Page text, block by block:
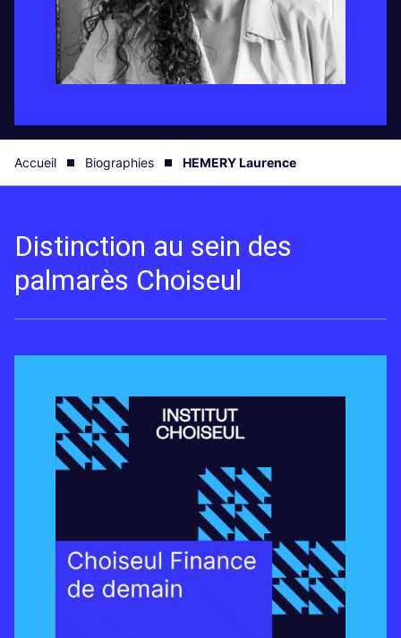
Accueil Biographies HEMERY Laurence
Distinction au sein des
palmarès Choiseul